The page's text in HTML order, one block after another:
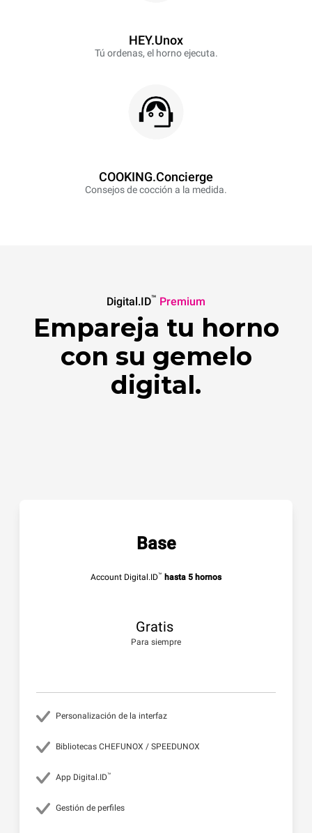
HEY.Unox
Tú ordenas, el horno ejecuta.
COOKING.Concierge
Consejos de cocción a la medida.
Digital.ID™ Premium
Empareja tu horno
con su gemelo
digital.
Base
Account Digital.ID™ hasta 5 hornos
Gratis
Para siempre
Personalización de la interfaz
Bibliotecas CHEFUNOX / SPEEDUNOX
App Digital.ID™
Gestión de perfiles